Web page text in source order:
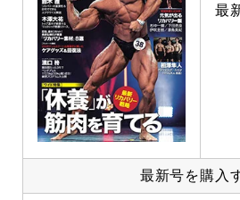
最
最新号を購入